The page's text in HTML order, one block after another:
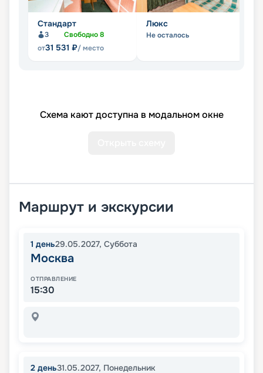
Стандарт
3 Свободно8
от31 531 ₽/ место
Люкс
Не осталось
Схема кают доступна в модальном окне
Маршрут и экскурсии
1 день29.05.2027, Суббота
Москва
ОТПРАВЛЕНИЕ
15:30
2 день31.05.2027, Понедельник